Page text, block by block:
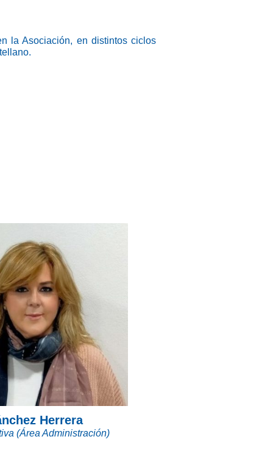
la Asociación, en distintos ciclos
Herrera
(Área Administración)